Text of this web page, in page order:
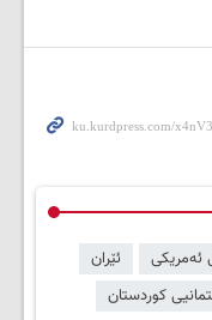
ئەمریکی
ئێران
کوردستان